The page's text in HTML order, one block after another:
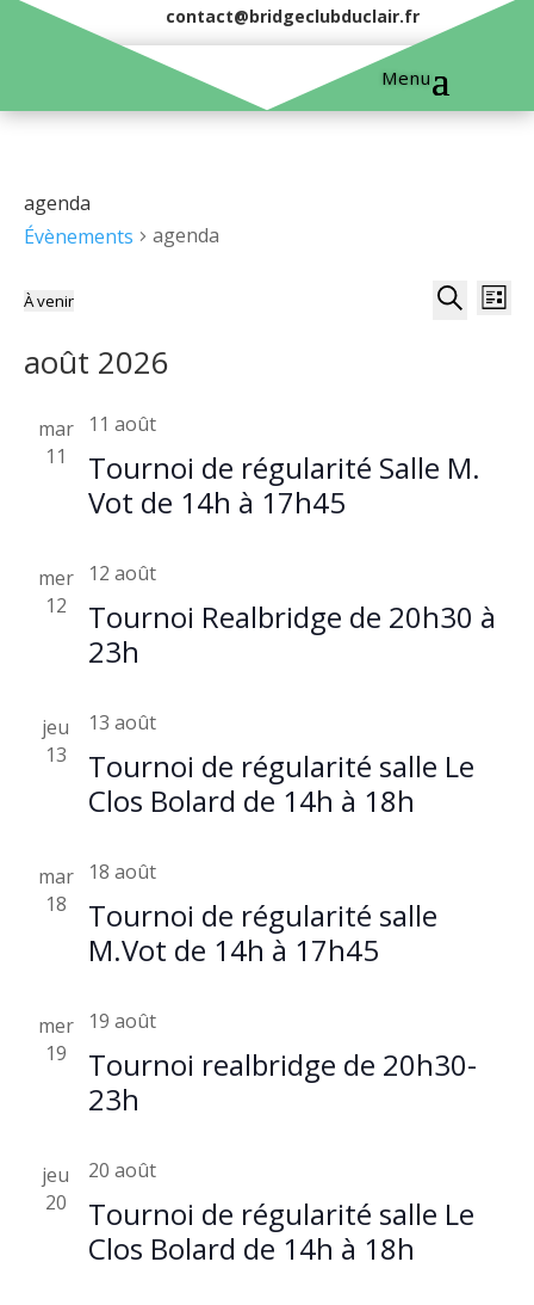
contact@bridgeclubduclair.fr
agenda
Évènements
agenda
vues
Liste
À venir
une
août 2026
mar
11
11 août
Tournoi de régularité Salle M.
Vot de 14h à 17h45
mer
12
12 août
Tournoi Realbridge de 20h30 à
23h
jeu
13
13 août
Tournoi de régularité salle Le
Clos Bolard de 14h à 18h
mar
18
18 août
Tournoi de régularité salle
M.Vot de 14h à 17h45
mer
19
19 août
Tournoi realbridge de 20h30-
23h
jeu
20
20 août
Tournoi de régularité salle Le
Clos Bolard de 14h à 18h